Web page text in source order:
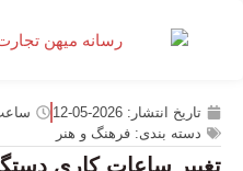
تاریخ انتشار: 2026-05-12
دسته بندی: فرهنگ و هنر